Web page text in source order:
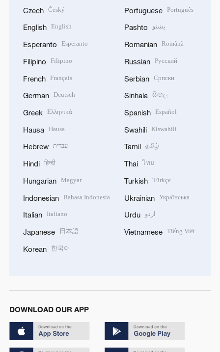
Czech Český
English English
Esperanto Esperanto
Filipino Filipino
French Français
German Deutsch
Greek Ελληνικά
Hausa Hausa
Hebrew עברית
Hindi हिन्दी
Hungarian Magyar
Indonesian Bahasa Indonesia
Italian Italiano
Japanese 日本語
Korean 한국어
Portuguese Português
Pashto پښتو
Romanian Română
Russian Русский
Serbian Српски
Sinhala සිංහල
Spanish Español
Swahili Kiswahili
Tamil தமிழ்
Thai ไทย
Turkish Türkçe
Ukrainian Українська
Urdu اردو
Vietnamese Tiếng Việt
DOWNLOAD OUR APP